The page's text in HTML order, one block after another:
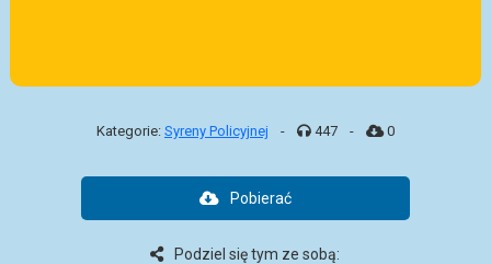
Kategorie: Syreny Policyjnej - 447 - 0
Pobierać
Podziel się tym ze sobą: